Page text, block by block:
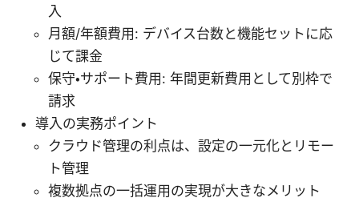
入
月額/年額費用: デバイス台数と機能セットに応
じて課金
保守・サポート費用: 年間更新費用として別枠で
請求
導入の実務ポイント
クラウド管理の利点は、設定の一元化とリモー
ト管理
複数拠点の一括運用の実現が大きなメリット